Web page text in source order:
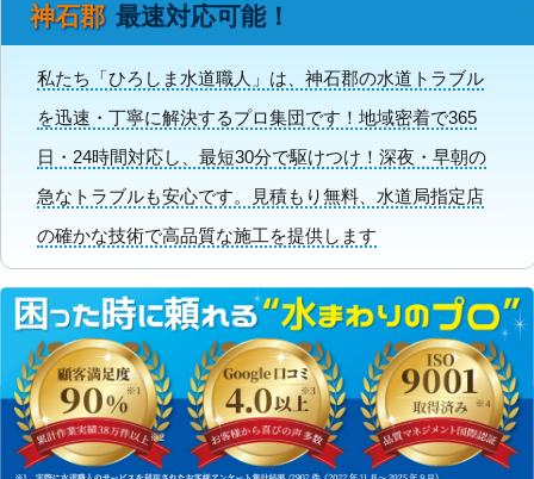
神石郡 最速対応可能！
私たち「ひろしま水道職人」は、神石郡の水道トラブル
を迅速・丁寧に解決するプロ集団です！地域密着で365
日・24時間対応し、最短30分で駆けつけ！深夜・早朝の
急なトラブルも安心です。見積もり無料、水道局指定店
の確かな技術で高品質な施工を提供します